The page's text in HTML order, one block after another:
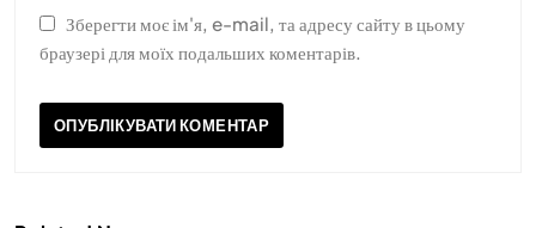
Зберегти моє ім'я, e-mail, та адресу сайту в цьому
браузері для моїх подальших коментарів.